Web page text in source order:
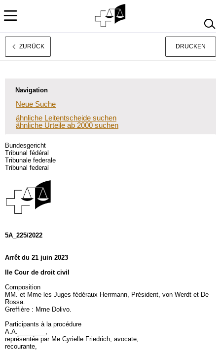
Français
ZURÜCK DRUCKEN
Navigation
Neue Suche
ähnliche Leitentscheide suchen
ähnliche Urteile ab 2000 suchen
Bundesgericht
Tribunal fédéral
Tribunale federale
Tribunal federal
5A_225/2022
Arrêt du 21 juin 2023
IIe Cour de droit civil
Composition
MM. et Mme les Juges fédéraux Herrmann, Président, von Werdt et De
Rossa.
Greffière : Mme Dolivo.
Participants à la procédure
A.A.________,
représentée par Me Cyrielle Friedrich, avocate,
recourante,